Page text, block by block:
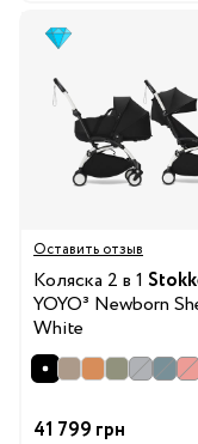
Оставить отзыв
Коляска 2 в 1
YOYO³ Newborn
White
41 799 грн